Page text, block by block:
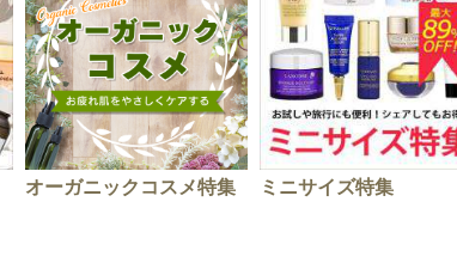
オーガニックコスメ特集 ミニサイズ特集